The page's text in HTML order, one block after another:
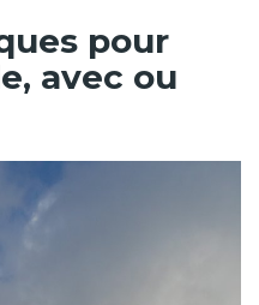
pour
avec ou